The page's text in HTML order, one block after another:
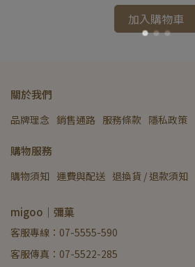
加入購物車
關於我們
品牌理念 銷售通路 服務條款 隱私政策
購物服務
購物須知 運費與配送 退換貨 / 退款須知
migoo｜彌菓
客服專線：07-5555-590
客服傳真：07-5522-285